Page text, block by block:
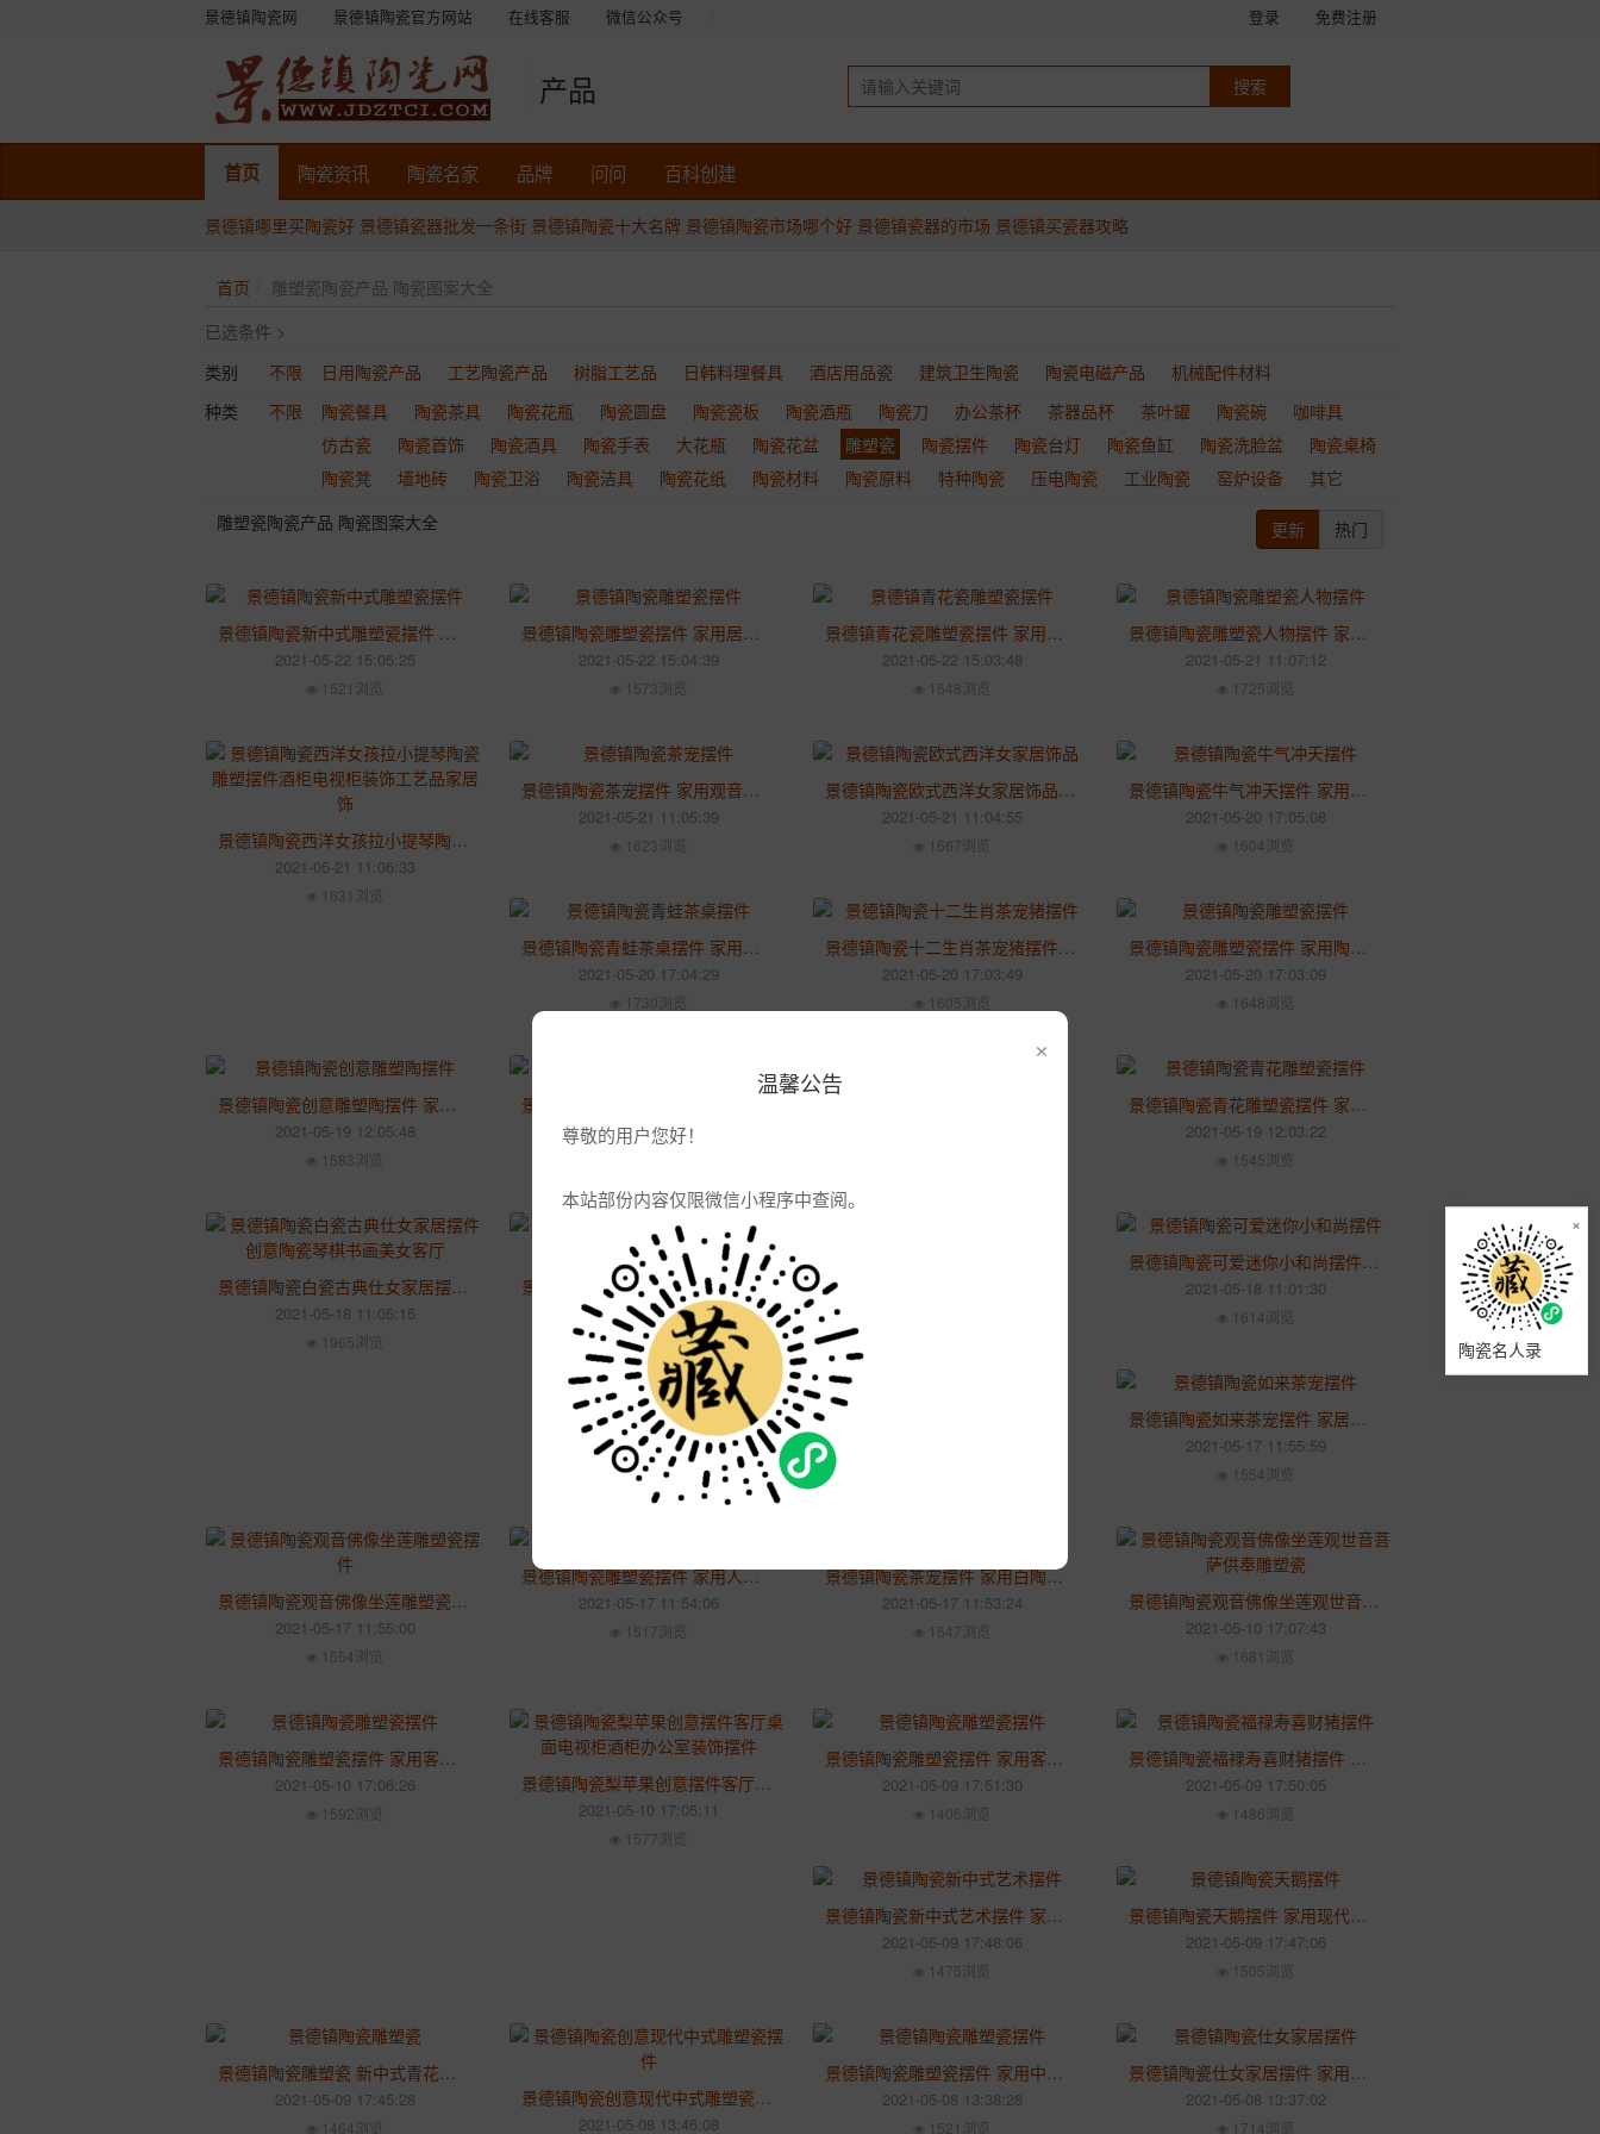
×
温馨公告
尊敬的用户您好！
本站部份内容仅限微信小程序中查阅。
景德镇陶瓷网 景德镇陶瓷官方网站 在线客服 微信公众号 登录 免费注册
产品
首页 陶瓷资讯 陶瓷名家 品牌 问问 百科创建
景德镇哪里买陶瓷好 景德镇瓷器批发一条街 景德镇陶瓷十大名牌 景德镇陶瓷市场哪个好 景德镇瓷器的市场 景德镇买瓷器攻略
×
陶瓷名人录
首页
雕塑瓷陶瓷产品 陶瓷图案大全
已选条件 >
类别
不限 日用陶瓷产品 工艺陶瓷产品 树脂工艺品 日韩料理餐具 酒店用品瓷 建筑卫生陶瓷 陶瓷电磁产品
机械配件材料
种类
不限 陶瓷餐具 陶瓷茶具 陶瓷花瓶 陶瓷圆盘 陶瓷瓷板 陶瓷酒瓶 陶瓷刀 办公茶杯 茶器品杯 茶叶罐 陶瓷碗
咖啡具
仿古瓷
陶瓷首饰 陶瓷酒具 陶瓷手表 大花瓶 陶瓷花盆 雕塑瓷 陶瓷摆件 陶瓷台灯 陶瓷鱼缸 陶瓷洗脸盆
陶瓷桌椅
陶瓷凳
墙地砖 陶瓷卫浴 陶瓷洁具 陶瓷花纸 陶瓷材料 陶瓷原料 特种陶瓷 压电陶瓷 工业陶瓷 窑炉设备 其它
更新 热门
雕塑瓷陶瓷产品 陶瓷图案大全
景德镇陶瓷新中式雕塑瓷摆件 家居如来佛像饰品简约客厅玄关工艺品摆设
2021-05-22 15:05:25
1521浏览
景德镇陶瓷雕塑瓷摆件 家用居家书房办公室供奉保平安桌面摆件
2021-05-22 15:04:39
1573浏览
景德镇青花瓷雕塑瓷摆件 家用中式猫头鹰陶瓷烛台摆件
2021-05-22 15:03:48
1548浏览
景德镇陶瓷雕塑瓷人物摆件 家用父母老人过节祝福礼物送人礼品
2021-05-21 11:07:12
1725浏览
景德镇陶瓷西洋女孩拉小提琴陶瓷雕塑摆件酒柜电视柜装饰工艺品家居饰
2021-05-21 11:06:33
1631浏览
景德镇陶瓷茶宠摆件 家用观音佛像摆柜供奉禅意和尚小如来佛具
2021-05-21 11:05:39
1623浏览
景德镇陶瓷欧式西洋女家居饰品 陶瓷工艺品人物客厅摆件
2021-05-21 11:04:55
1667浏览
景德镇陶瓷牛气冲天摆件 家用可爱家居陶瓷摆件牛年生肖摆件
2021-05-20 17:05:08
1604浏览
景德镇陶瓷青蛙茶桌摆件 家用个性日式粗陶茶宠陶艺可爱创意趣味摆件
2021-05-20 17:04:29
1730浏览
景德镇陶瓷十二生肖茶宠猪摆件 家用茶艺茶桌茶台套装个性陶瓷摆件
2021-05-20 17:03:49
1605浏览
景德镇陶瓷雕塑瓷摆件 家用陶瓷动物小马多肉花盆造景园艺配件装饰品
2021-05-20 17:03:09
1648浏览
景德镇陶瓷创意雕塑陶摆件 家用釉下彩青花天鹅茶宠婚房摆件
2021-05-19 12:05:48
1583浏览
2021-05-19 12:05:04
景德镇陶瓷青花雕塑瓷摆件 家用客厅玄关书房动物装饰摆件
2021-05-19 12:03:22
1545浏览
景德镇陶瓷白瓷古典仕女家居摆件创意陶瓷琴棋书画美女客厅
2021-05-18 11:05:15
1965浏览
景德镇陶瓷嫦娥奔月雕塑瓷装饰品摆件 创意家居工艺摆件
2021-05-18 11:03:58
1590浏览
景德镇陶瓷可爱迷你小和尚摆件 园艺家居花盆多肉装饰装饰品
2021-05-18 11:01:30
1614浏览
景德镇陶瓷如来茶宠摆件 家居禅意小佛人物茶玩茶台茶具茶道装饰品
2021-05-17 11:55:59
1554浏览
景德镇陶瓷观音佛像坐莲雕塑瓷摆件 家用客厅桌面陶瓷摆件
2021-05-17 11:55:00
1554浏览
景德镇陶瓷雕塑瓷摆件 家用人物姜太公钓鱼客厅书房摆件
2021-05-17 11:54:06
1517浏览
景德镇陶瓷茶宠摆件 家用白陶瓷观音佛像工艺饰品摆件
2021-05-17 11:53:24
1547浏览
景德镇陶瓷观音佛像坐莲观世音菩萨供奉雕塑瓷 家用客厅佛堂桌面陶瓷摆件
2021-05-10 17:07:43
1681浏览
景德镇陶瓷雕塑瓷摆件 家用客厅书房姜太公钓鱼人物摆件
2021-05-10 17:06:26
1592浏览
景德镇陶瓷梨苹果创意摆件客厅桌面电视柜酒柜办公室装饰摆件
2021-05-10 17:05:11
1577浏览
景德镇陶瓷雕塑瓷摆件 家用客厅玄关卧室青瓷装饰工艺摆件
2021-05-09 17:51:30
1406浏览
景德镇陶瓷福禄寿喜财猪摆件 创意白瓷可爱小猪吉祥猪招财客厅桌面装饰
2021-05-09 17:50:05
1486浏览
景德镇陶瓷新中式艺术摆件 家居创意办公室装饰品客厅摆设
2021-05-09 17:48:06
1475浏览
景德镇陶瓷天鹅摆件 家用现代家居客厅卧室书房办公桌摆件
2021-05-09 17:47:06
1505浏览
景德镇陶瓷雕塑瓷 新中式青花猫头鹰陶瓷动物摆件
2021-05-09 17:45:28
1464浏览
景德镇陶瓷创意现代中式雕塑瓷摆件 家用佛像香薰炉如来插香器托盘
2021-05-08 13:46:08
景德镇陶瓷雕塑瓷摆件 家用中式人物侍女书架办公桌床头柜装饰品
2021-05-08 13:38:28
1521浏览
景德镇陶瓷仕女家居摆件 家用客厅书房博古架创意琴棋书画雕塑瓷饰品
2021-05-08 13:37:02
1714浏览